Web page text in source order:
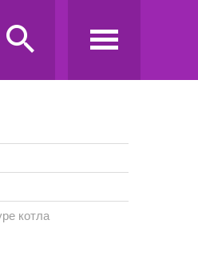
котла